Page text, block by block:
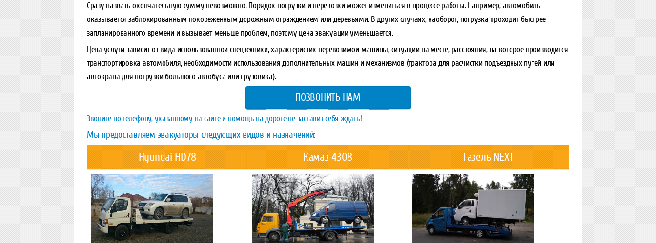
Сразу назвать окончательную сумму невозможно. Порядок погрузки и перевозки может измениться в процессе работы. Например, автомобиль
оказывается заблокированным покореженным дорожным ограждением или деревьями. В других случаях, наоборот, погрузка проходит быстрее
запланированного времени и вызывает меньше проблем, поэтому цена эвакуации уменьшается.
Цена услуги зависит от вида использованной спецтехники, характеристик перевозимой машины, ситуации на месте, расстояния, на которое производится
транспортировка автомобиля, необходимости использования дополнительных машин и механизмов (трактора для расчистки подъездных путей или
автокрана для погрузки большого автобуса или грузовика).
ПОЗВОНИТЬ НАМ
Звоните по телефону, указанному на сайте и помощь на дороге не заставит себя ждать!
Мы предоставляем эвакуаторы следующих видов и назначений:
Hyundai HD78 Камаз 4308 Газель NEXT